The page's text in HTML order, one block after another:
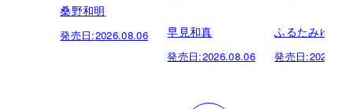
桑野和明
発売日:2026.08.06 早見和真
発売日:2026.08.06
ふるたみゆき
発売日: